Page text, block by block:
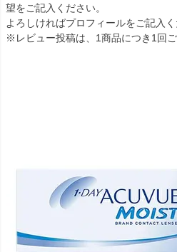
望をご記入ください。
よろしければプロフィールをご記入く
※レビュー投稿は、1商品につき1回ご